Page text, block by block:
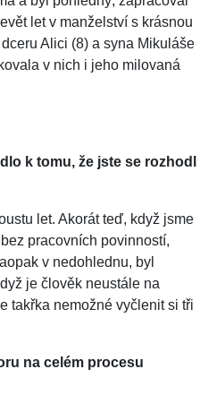
let v manželství s krásnou
Alici (8) a syna Mikuláše
v nich i jeho milovaná
k tomu, že jste se rozhodl
let. Akorát teď, když jsme
pracovních povinností,
v nedohlednu, byl
je člověk neustále na
takřka nemožné vyčlenit si tři
na celém procesu